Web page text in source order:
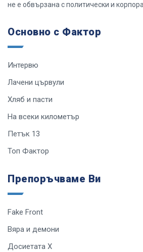
не е обвързана с политически и
Основно с Фактор
Интервю
Лачени цървули
Хляб и пасти
На всеки километър
Петък 13
Топ Фактор
Препоръчваме Ви
Fake Front
Вяра и демони
Досиетата Х